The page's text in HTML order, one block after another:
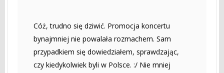
Cóż, trudno się dziwić. Promocja koncertu
bynajmniej nie powalała rozmachem. Sam
przypadkiem się dowiedziałem, sprawdzając,
czy kiedykolwiek byli w Polsce. :/ Nie mniej